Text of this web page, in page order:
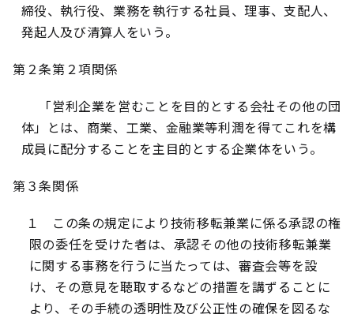
締役、執行役、業務を執行する社員、理事、支配人、
発起人及び清算人をいう。
第２条第２項関係
「営利企業を営むことを目的とする会社その他の団
体」とは、商業、工業、金融業等利潤を得てこれを構
成員に配分することを主目的とする企業体をいう。
第３条関係
１ この条の規定により技術移転兼業に係る承認の権
限の委任を受けた者は、承認その他の技術移転兼業
に関する事務を行うに当たっては、審査会等を設
け、その意見を聴取するなどの措置を講ずることに
より、その手続の透明性及び公正性の確保を図るな